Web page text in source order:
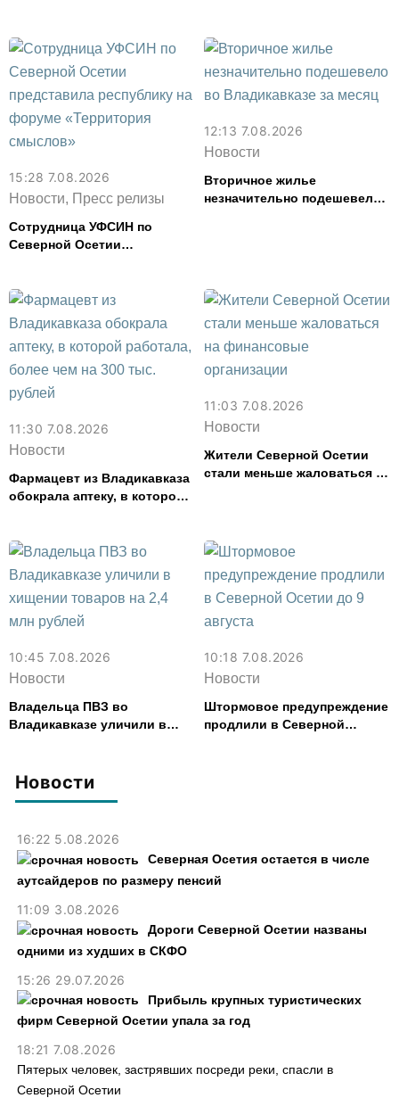
Новости
16:22 5.08.2026
Северная Осетия остается в числе
аутсайдеров по размеру пенсий
11:09 3.08.2026
Дороги Северной Осетии названы
одними из худших в СКФО
15:26 29.07.2026
Прибыль крупных туристических
фирм Северной Осетии упала за год
18:21 7.08.2026
Пятерых человек, застрявших посреди реки, спасли в
Северной Осетии
картофель
15:28 7.08.2026
Новости, Пресс релизы
Сотрудница УФСИН по
Северной Осетии
смыслов»
12:13 7.08.2026
Новости
Вторичное жилье
незначительно подешевело
11:30 7.08.2026
Новости
Фармацевт из Владикавказа
обокрала аптеку, в которой
11:03 7.08.2026
Новости
Жители Северной Осетии
стали меньше жаловаться на
10:45 7.08.2026
Новости
Владельца ПВЗ во
Владикавказе уличили в
10:18 7.08.2026
Новости
Штормовое предупреждение
продлили в Северной